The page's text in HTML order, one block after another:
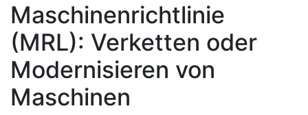
Maschinenrichtlinie
(MRL): Verketten oder
Modernisieren von
Maschinen